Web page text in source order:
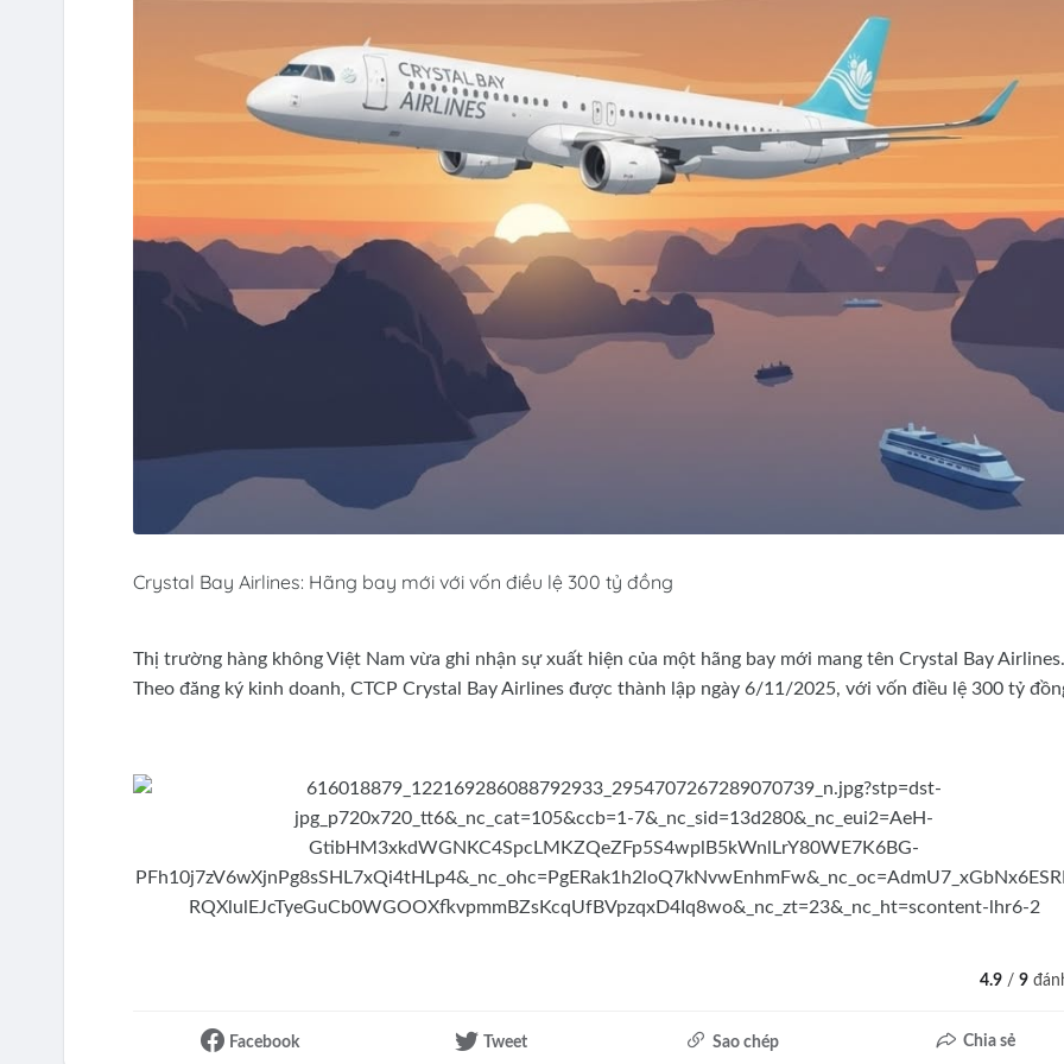
Crystal Bay Airlines: Hãng bay mới với vốn điều lệ 300 tỷ đồng
Thị trường hàng không Việt Nam vừa ghi nhận sự xuất hiện của một hãng bay mới mang tên Crystal Bay Airlines.
Theo đăng ký kinh doanh, CTCP Crystal Bay Airlines được thành lập ngày 6/11/2025, với vốn điều lệ 300 tỷ
4.9 /9
Facebook Tweet Sao chép Chia sẻ